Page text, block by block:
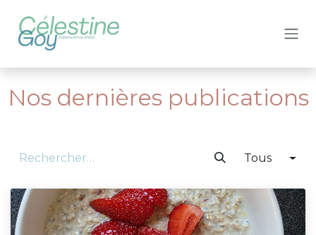
Nos dernières publications
Tous